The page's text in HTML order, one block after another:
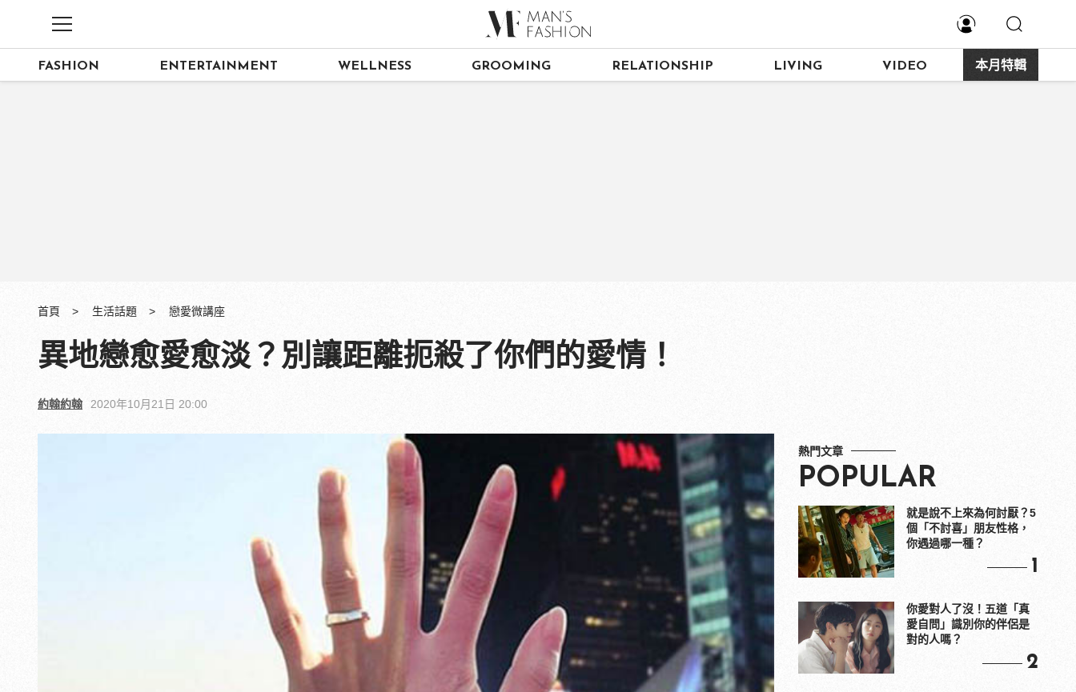
FASHION ENTERTAINMENT WELLNESS GROOMING RELATIONSHIP LIVING VIDEO 本月特輯
首頁 生活話題 戀愛微講座
異地戀愈愛愈淡？別讓距離扼殺了你們的愛情！
約翰約翰 2020年10月21日 20:00
熱門文章
POPULAR
就是說不上來為何討厭？5
個「不討喜」朋友性格，
你遇過哪一種？
1
你愛對人了沒！五道「真
愛自問」識別你的伴侶是
對的人嗎？
2